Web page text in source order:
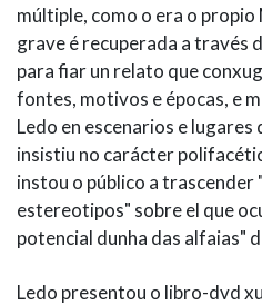
múltiple, como o era o
grave é recuperada a través
para fiar un relato que
fontes, motivos e épocas, e
Ledo en escenarios e lugares
insistiu no carácter
instou o público a trascender
estereotipos" sobre el que
potencial dunha das alfaias"
Ledo presentou o libro-dvd